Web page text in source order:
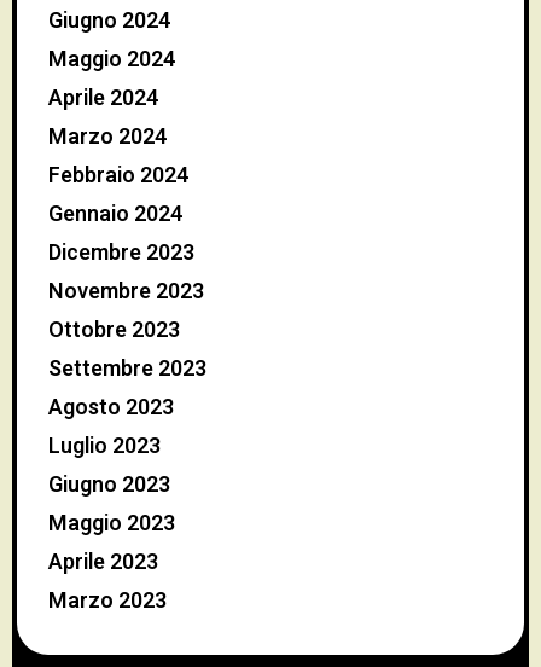
Giugno 2024
Maggio 2024
Aprile 2024
Marzo 2024
Febbraio 2024
Gennaio 2024
Dicembre 2023
Novembre 2023
Ottobre 2023
Settembre 2023
Agosto 2023
Luglio 2023
Giugno 2023
Maggio 2023
Aprile 2023
Marzo 2023